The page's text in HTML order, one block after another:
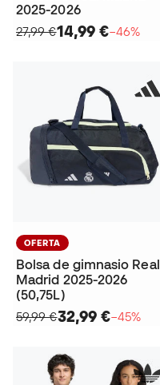
2025-2026
27,99 €14,99 €−46%
OFERTA
Bolsa de gimnasio Real
Madrid 2025-2026
(50,75L)
59,99 €32,99 €−45%